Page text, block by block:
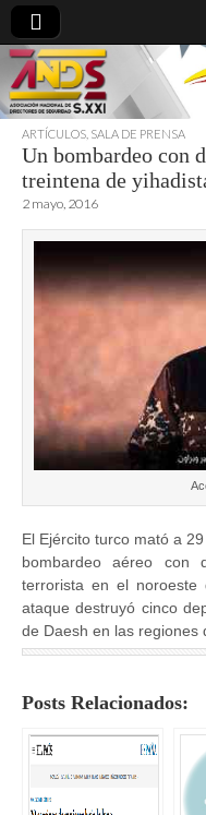
ARTÍCULOS SALA DE PRENSA
Un bombardeo con
treintena de
2 mayo, 2016
El Ejército turco mató a
bombardeo aéreo con
terrorista en el noroeste
ataque destruyó cinco
de Daesh en las regiones
Posts Relacionados: